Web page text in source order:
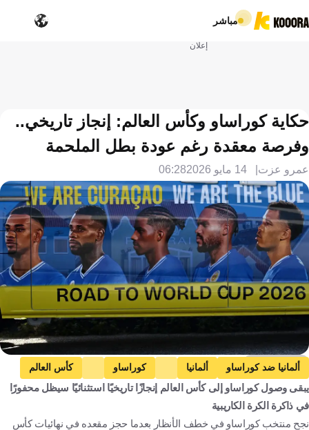
مباشر
إعلان
حكاية كوراساو وكأس العالم: إنجاز تاريخي..
وفرصة معقدة رغم عودة بطل الملحمة
عمرو عزت 14 مايو 2026 06:28
Getty Images
ألمانيا ضد كوراساو ألمانيا كوراساو
كأس العالم
ديك أدفوكات
مقالات وتقارير تحليلات كووورة
ألمانيا
كوراساو
الولايات المتحدة
يبقى وصول كوراساو إلى كأس العالم إنجازًا تاريخيًا استثنائيًا سيظل محفورًا
في ذاكرة الكرة الكاريبية
نجح منتخب كوراساو في خطف الأنظار بعدما حجز مقعده في نهائيات كأس